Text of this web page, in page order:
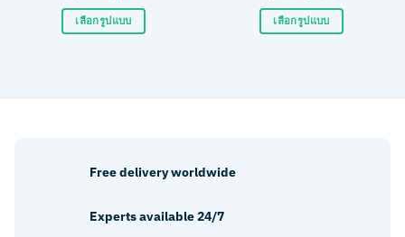
was:
฿1,890.
is:
฿1,690.
เลือกรูปแบบ
multiple
may
chosen
เลือกรูปแบบ
multiple
Free delivery worldwide
Experts available 24/7